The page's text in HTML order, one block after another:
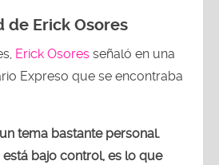
Erick Osores
Erick Osores señaló en una
Expreso que se encontraba
tema bastante personal.
bajo control, es lo que